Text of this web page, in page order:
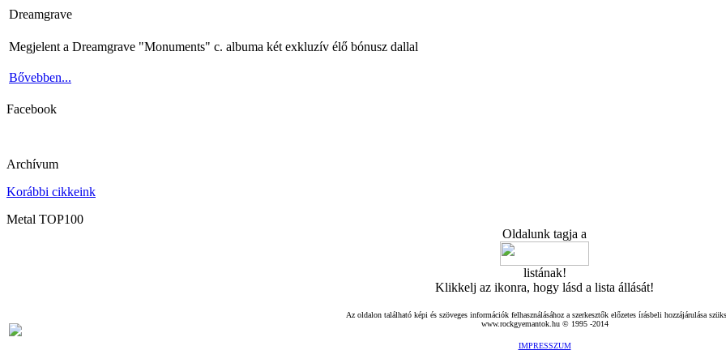
Dreamgrave
Megjelent a Dreamgrave "Monuments" c. albuma két exkluzív élő bónusz dallal
Bővebben...
Facebook
Archívum
Korábbi cikkeink
Metal TOP100
Oldalunk tagja a
listának!
Klikkelj az ikonra, hogy lásd a lista állását!
Az oldalon található képi és szöveges információk felhasználásához a szerkesztők előzetes írásbeli hozzájárulása
www.rockgyemantok.hu © 1995 -2014
IMPRESSZUM